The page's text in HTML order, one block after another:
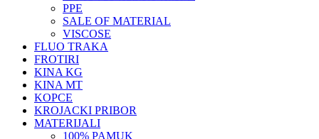
PPE
SALE OF MATERIAL
VISCOSE
FLUO TRAKA
FROTIRI
KINA KG
KINA MT
KOPCE
KROJACKI PRIBOR
MATERIJALI
100% PAMUK